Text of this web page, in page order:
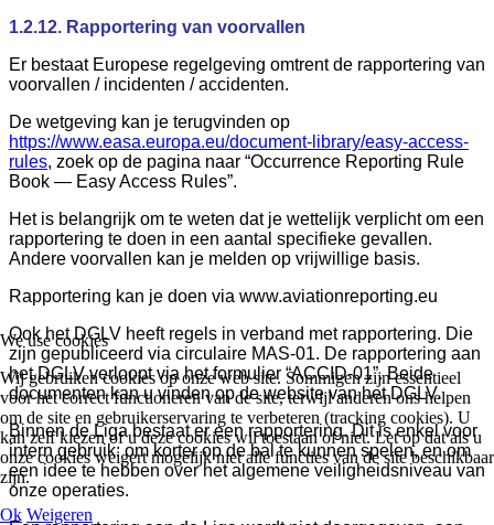
1.2.12. Rapportering van voorvallen
Er bestaat Europese regelgeving omtrent de rapportering van
voorvallen / incidenten / accidenten.
De wetgeving kan je terugvinden op
https://www.easa.europa.eu/document-library/easy-access-
rules, zoek op de pagina naar “Occurrence Reporting Rule
Book — Easy Access Rules”.
Het is belangrijk om te weten dat je wettelijk verplicht om een
rapportering te doen in een aantal specifieke gevallen.
Andere voorvallen kan je melden op vrijwillige basis.
Rapportering kan je doen via www.aviationreporting.eu
Ook het DGLV heeft regels in verband met rapportering. Die
zijn gepubliceerd via circulaire MAS-01. De rapportering aan
het DGLV verloopt via het formulier “ACCID-01”. Beide
documenten kan u vinden op de website van het DGLV.
Binnen de Liga bestaat er een rapportering. Dit is enkel voor
intern gebruik: om korter op de bal te kunnen spelen, en om
een idee te hebben over het algemene veiligheidsniveau van
onze operaties.
We use cookies
Wij gebruiken cookies op onze web site. Sommigen zijn essentieel
voor het correct functioneren van de site, terwijl anderen ons helpen
om de site en gebruikerservaring te verbeteren (tracking cookies). U
kan zelf kiezen of u deze cookies wil toestaan of niet. Let op dat als u
onze cookies weigert mogelijk niet alle functies van de site beschikbaar
zijn.
Ok Weigeren